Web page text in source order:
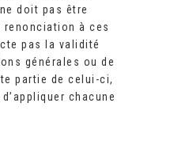
doit pas être
renonciation à ces
pas la validité
générales ou de
partie de celui-ci,
chacune